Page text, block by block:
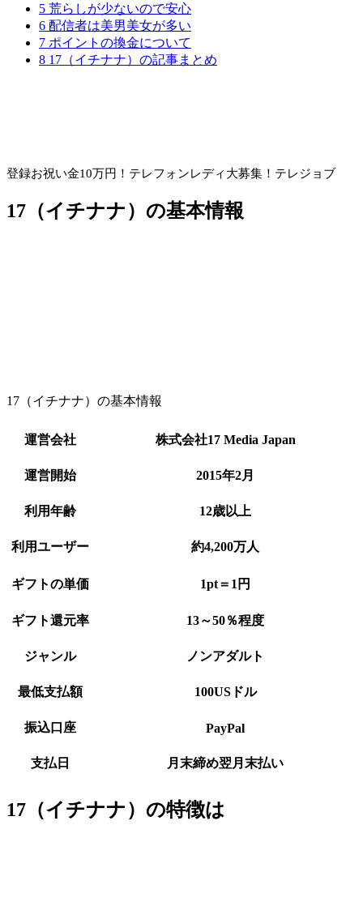
5 荒らしが少ないので安心
6 配信者は美男美女が多い
7 ポイントの換金について
8 17（イチナナ）の記事まとめ
登録お祝い金10万円！ テレフォンレディ大募集！テレジョブ
17（イチナナ）の基本情報
17（イチナナ）の基本情報
運営会社 株式会社17 Media Japan
運営開始 2015年2月
利用年齢 12歳以上
利用ユーザー 約4,200万人
ギフトの単価 1pt＝1円
ギフト還元率 13～50％程度
ジャンル ノンアダルト
最低支払額 100USドル
振込口座 PayPal
支払日 月末締め翌月末払い
17（イチナナ）の特徴は